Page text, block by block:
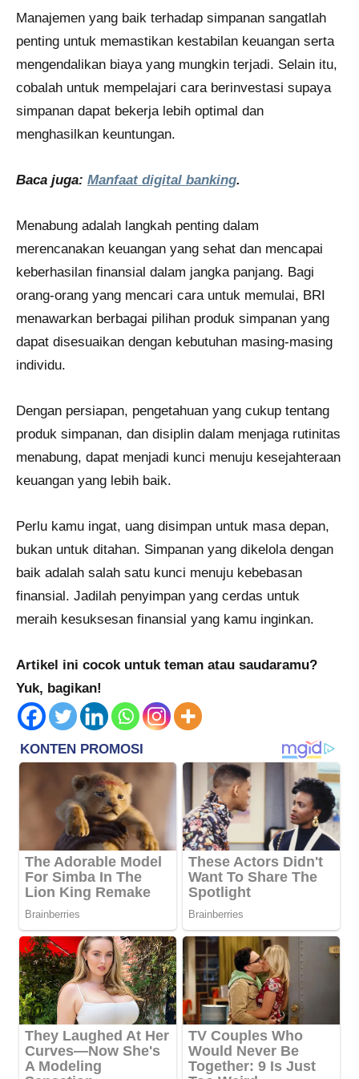
Manajemen yang baik terhadap simpanan sangatlah
penting untuk memastikan kestabilan keuangan serta
mengendalikan biaya yang mungkin terjadi. Selain itu,
cobalah untuk mempelajari cara berinvestasi supaya
simpanan dapat bekerja lebih optimal dan
menghasilkan keuntungan.
Baca juga: Manfaat digital banking.
Menabung adalah langkah penting dalam
merencanakan keuangan yang sehat dan mencapai
keberhasilan finansial dalam jangka panjang. Bagi
orang-orang yang mencari cara untuk memulai, BRI
menawarkan berbagai pilihan produk simpanan yang
dapat disesuaikan dengan kebutuhan masing-masing
individu.
Dengan persiapan, pengetahuan yang cukup tentang
produk simpanan, dan disiplin dalam menjaga rutinitas
menabung, dapat menjadi kunci menuju kesejahteraan
keuangan yang lebih baik.
Perlu kamu ingat, uang disimpan untuk masa depan,
bukan untuk ditahan. Simpanan yang dikelola dengan
baik adalah salah satu kunci menuju kebebasan
finansial. Jadilah penyimpan yang cerdas untuk
meraih kesuksesan finansial yang kamu inginkan.
Artikel ini cocok untuk teman atau saudaramu?
Yuk, bagikan!